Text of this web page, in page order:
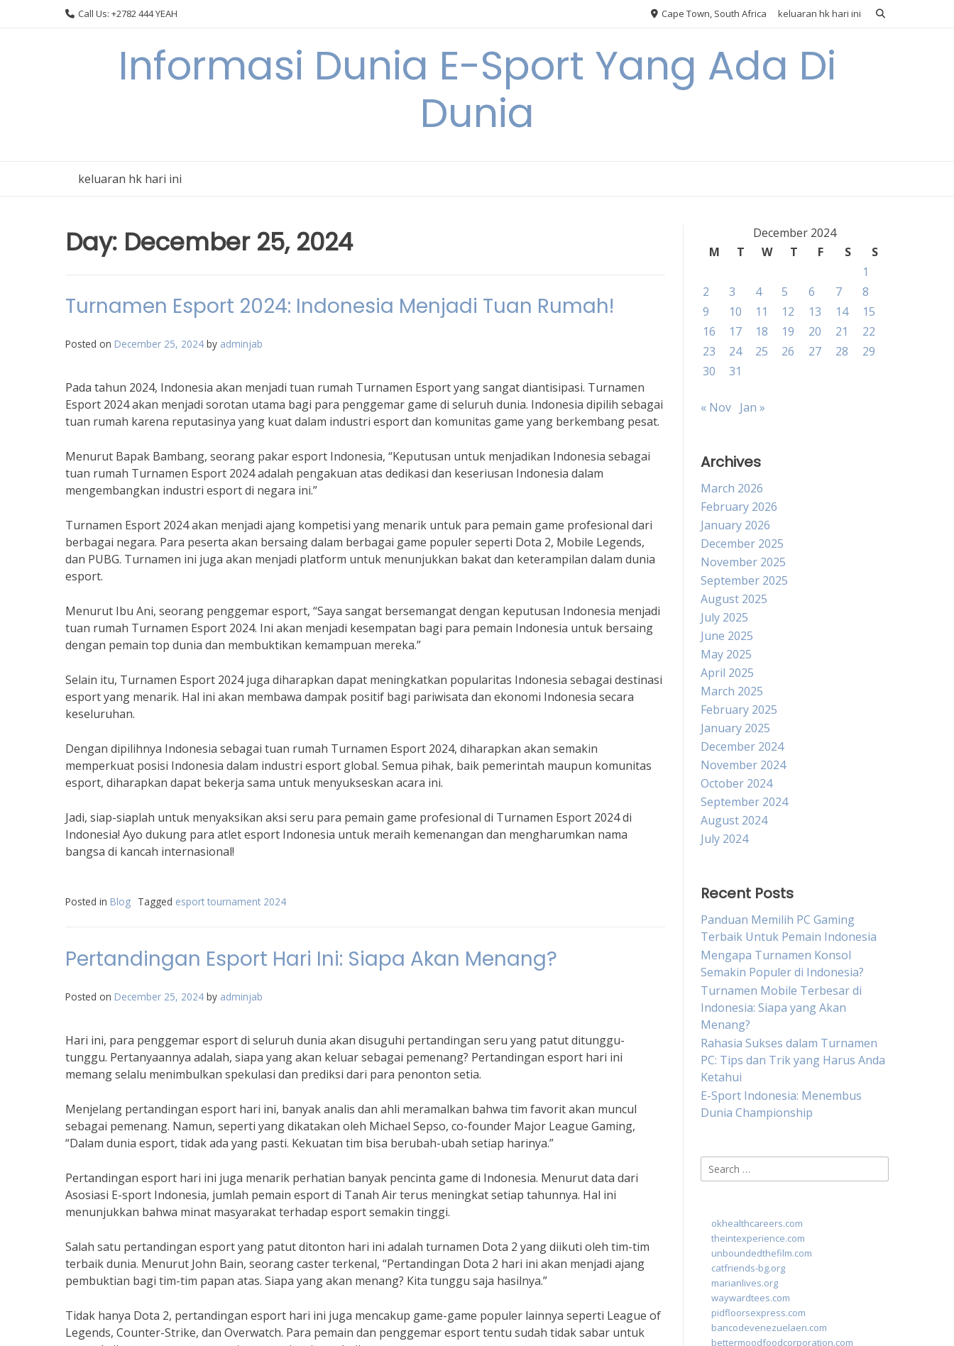
Call Us: +2782 444 YEAH Cape Town, South Africa keluaran hk hari ini
Informasi Dunia E-Sport Yang Ada Di
Dunia
keluaran hk hari ini
Day: December 25, 2024
Turnamen Esport 2024: Indonesia Menjadi Tuan Rumah!
Posted on December 25, 2024 by adminjab
Pada tahun 2024, Indonesia akan menjadi tuan rumah Turnamen Esport yang sangat diantisipasi. Turnamen
Esport 2024 akan menjadi sorotan utama bagi para penggemar game di seluruh dunia. Indonesia dipilih sebagai
tuan rumah karena reputasinya yang kuat dalam industri esport dan komunitas game yang berkembang pesat.
Menurut Bapak Bambang, seorang pakar esport Indonesia, “Keputusan untuk menjadikan Indonesia sebagai
tuan rumah Turnamen Esport 2024 adalah pengakuan atas dedikasi dan keseriusan Indonesia dalam
mengembangkan industri esport di negara ini.”
Turnamen Esport 2024 akan menjadi ajang kompetisi yang menarik untuk para pemain game profesional dari
berbagai negara. Para peserta akan bersaing dalam berbagai game populer seperti Dota 2, Mobile Legends,
dan PUBG. Turnamen ini juga akan menjadi platform untuk menunjukkan bakat dan keterampilan dalam dunia
esport.
Menurut Ibu Ani, seorang penggemar esport, “Saya sangat bersemangat dengan keputusan Indonesia menjadi
tuan rumah Turnamen Esport 2024. Ini akan menjadi kesempatan bagi para pemain Indonesia untuk bersaing
dengan pemain top dunia dan membuktikan kemampuan mereka.”
Selain itu, Turnamen Esport 2024 juga diharapkan dapat meningkatkan popularitas Indonesia sebagai destinasi
esport yang menarik. Hal ini akan membawa dampak positif bagi pariwisata dan ekonomi Indonesia secara
keseluruhan.
Dengan dipilihnya Indonesia sebagai tuan rumah Turnamen Esport 2024, diharapkan akan semakin
memperkuat posisi Indonesia dalam industri esport global. Semua pihak, baik pemerintah maupun komunitas
esport, diharapkan dapat bekerja sama untuk menyukseskan acara ini.
Jadi, siap-siaplah untuk menyaksikan aksi seru para pemain game profesional di Turnamen Esport 2024 di
Indonesia! Ayo dukung para atlet esport Indonesia untuk meraih kemenangan dan mengharumkan nama
bangsa di kancah internasional!
Posted in Blog Tagged esport tournament 2024
Pertandingan Esport Hari Ini: Siapa Akan Menang?
Posted on December 25, 2024 by adminjab
Hari ini, para penggemar esport di seluruh dunia akan disuguhi pertandingan seru yang patut ditunggu-
tunggu. Pertanyaannya adalah, siapa yang akan keluar sebagai pemenang? Pertandingan esport hari ini
memang selalu menimbulkan spekulasi dan prediksi dari para penonton setia.
Menjelang pertandingan esport hari ini, banyak analis dan ahli meramalkan bahwa tim favorit akan muncul
sebagai pemenang. Namun, seperti yang dikatakan oleh Michael Sepso, co-founder Major League Gaming,
“Dalam dunia esport, tidak ada yang pasti. Kekuatan tim bisa berubah-ubah setiap harinya.”
Pertandingan esport hari ini juga menarik perhatian banyak pencinta game di Indonesia. Menurut data dari
Asosiasi E-sport Indonesia, jumlah pemain esport di Tanah Air terus meningkat setiap tahunnya. Hal ini
menunjukkan bahwa minat masyarakat terhadap esport semakin tinggi.
Salah satu pertandingan esport yang patut ditonton hari ini adalah turnamen Dota 2 yang diikuti oleh tim-tim
terbaik dunia. Menurut John Bain, seorang caster terkenal, “Pertandingan Dota 2 hari ini akan menjadi ajang
pembuktian bagi tim-tim papan atas. Siapa yang akan menang? Kita tunggu saja hasilnya.”
Tidak hanya Dota 2, pertandingan esport hari ini juga mencakup game-game populer lainnya seperti League of
Legends, Counter-Strike, dan Overwatch. Para pemain dan penggemar esport tentu sudah tidak sabar untuk
December 2024
M
T W T F S
S
1
2
3 4 5 6 7
8
9
10 11 12 13 14
15
16
17 18 19 20 21
22
23
24 25 26 27 28
29
30
31
« Nov Jan »
Archives
March 2026
February 2026
January 2026
December 2025
November 2025
September 2025
August 2025
July 2025
June 2025
May 2025
April 2025
March 2025
February 2025
January 2025
December 2024
November 2024
October 2024
September 2024
August 2024
July 2024
Recent Posts
Panduan Memilih PC Gaming
Terbaik Untuk Pemain Indonesia
Mengapa Turnamen Konsol
Semakin Populer di Indonesia?
Turnamen Mobile Terbesar di
Indonesia: Siapa yang Akan
Menang?
Rahasia Sukses dalam Turnamen
PC: Tips dan Trik yang Harus Anda
Ketahui
E-Sport Indonesia: Menembus
Dunia Championship
Search
for:
okhealthcareers.com
theintexperience.com
unboundedthefilm.com
catfriends-bg.org
marianlives.org
waywardtees.com
pidfloorsexpress.com
bancodevenezuelaen.com
bettermoodfoodcorporation.com